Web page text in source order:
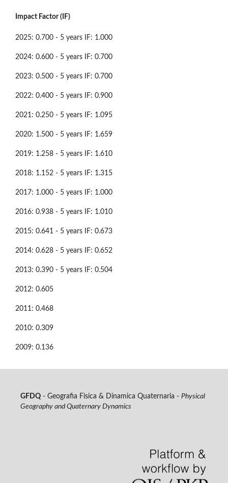
Impact Factor (IF)
2025: 0.700 - 5 years IF: 1.000
2024: 0.600 - 5 years IF: 0.700
2023: 0.500 - 5 years IF: 0.700
2022: 0.400 - 5 years IF: 0.900
2021: 0.250 - 5 years IF: 1.095
2020: 1.500 - 5 years IF: 1.659
2019: 1.258 - 5 years IF: 1.610
2018: 1.152 - 5 years IF: 1.315
2017: 1.000 - 5 years IF: 1.000
2016: 0.938 - 5 years IF: 1.010
2015: 0.641 - 5 years IF: 0.673
2014: 0.628 - 5 years IF: 0.652
2013: 0.390 - 5 years IF: 0.504
2012: 0.605
2011: 0.468
2010: 0.309
2009: 0.136
GFDQ- Geografia Fisica & Dinamica Quaternaria - Physical
Geography and Quaternary Dynamics